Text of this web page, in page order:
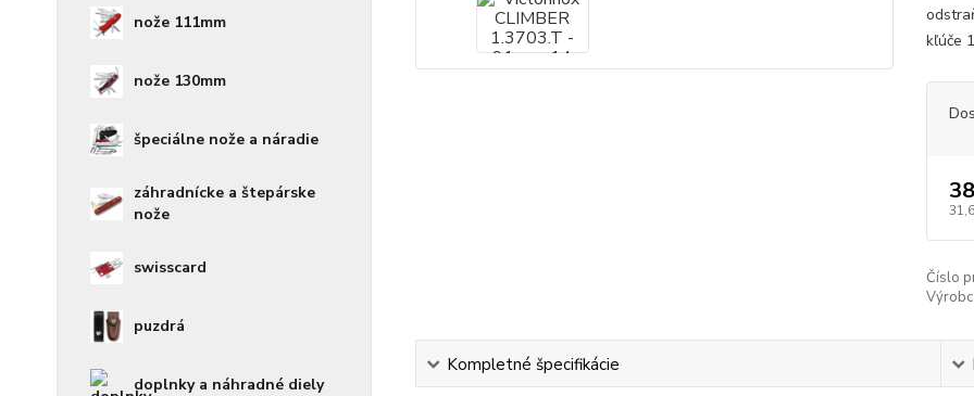
nože 111mm
nože 130mm
špeciálne nože a náradie
záhradnícke a štepárske
nože
swisscard
puzdrá
doplnky a náhradné diely
kľúče
Číslo
Kompletné špecifikácie